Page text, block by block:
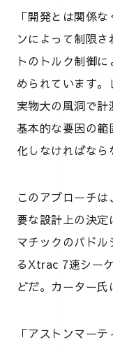
「開発とは関係
ンによって制限
トのトルク制御
められています
実物大の風洞で計
基本的な要因の
化しなければなら
このアプローチ
要な設計上の決定
マチックのパド
るXtrac 7速シー
どだ。カーター氏
「アストンマー